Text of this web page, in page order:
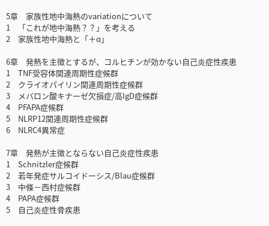
5章 家族性地中海熱のvariationについて
1 「これが地中海熱？？」を考える
2 家族性地中海熱と「＋α」
6章 発熱を主徴とするが、コルヒチンが効かない自己炎症性疾患
1 TNF受容体関連周期性症候群
2 クライオパイリン関連周期性症候群
3 メバロン酸キナーゼ欠損症/高IgD症候群
4 PFAPA症候群
5 NLRP12関連周期性症候群
6 NLRC4異常症
7章 発熱が主徴とならない自己炎症性疾患
1 Schnitzler症候群
2 若年発症サルコイドーシス/Blau症候群
3 中條－西村症候群
4 PAPA症候群
5 自己炎症性骨疾患